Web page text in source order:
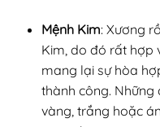
Mệnh Kim: Xương
Kim, do đó rất hợp
mang lại sự hòa
thành công.
vàng, trắng hoặc